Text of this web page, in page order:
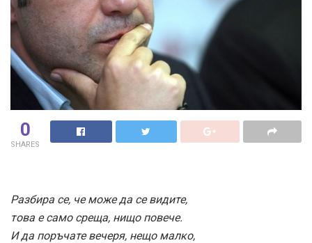
0
SHARES
Разбира се, че може да се видите,
това е само среща, нищо повече.
И да поръчате вечеря, нещо малко,